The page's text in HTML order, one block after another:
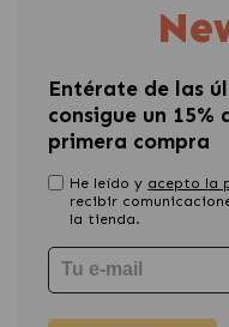
Entérate de las
consigue un 15%
primera compra
He leído y acepto la
recibir
la tienda.